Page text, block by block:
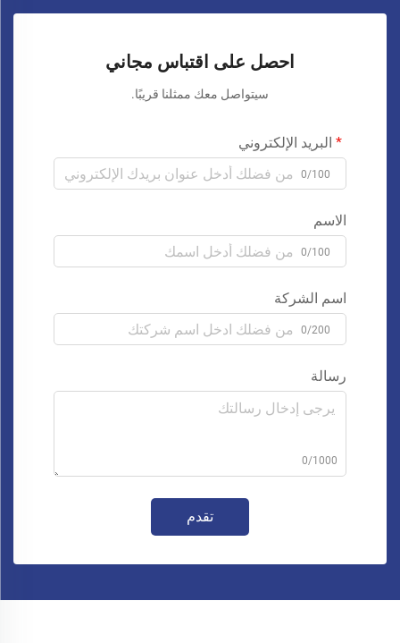
احصل على اقتباس مجاني
سيتواصل معك ممثلنا قريبًا.
البريد الإلكتروني
0/100
الاسم
0/100
اسم الشركة
0/200
رسالة
0/1000
تقدم